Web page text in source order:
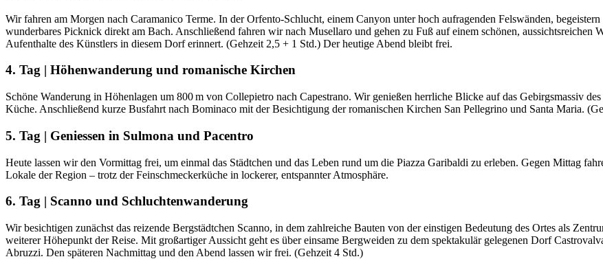
Wir fahren am Morgen nach Caramanico Terme. In der Orfento-Schlucht, einem Canyon unter hoch aufragenden Felswänden,
wunderbares Picknick direkt am Bach. Anschließend fahren wir nach Musellaro und gehen zu Fuß auf einem schönen, aussichtsreichen
Aufenthalte des Künstlers in diesem Dorf erinnert. (Gehzeit 2,5 + 1 Std.) Der heutige Abend bleibt frei.
4. Tag | Höhenwanderung und romanische Kirchen
Schöne Wanderung in Höhenlagen um 800 m von Colle­pietro nach Capestrano. Wir genießen herrliche Blicke auf das Gebirgsmassiv
Küche. Anschließend kurze Busfahrt nach Bominaco mit der Besichtigung der romanischen Kirchen San Pellegrino und Santa Maria.
5. Tag | Geniessen in Sulmona und Pacentro
Heute lassen wir den Vormittag frei, um einmal das Städtchen und das Leben rund um die Piazza Garibaldi zu erleben. Gegen Mittag
Lokale der Region – trotz der Feinschmeckerküche in lockerer, entspannter Atmosphäre.
6. Tag | Scanno und Schluchtenwanderung
Wir besichtigen zunächst das reizende Bergstädtchen Scanno, in dem zahlreiche Bauten von der einstigen Bedeutung des Ortes als
weiterer Höhepunkt der Reise. Mit großartiger Aussicht geht es über einsame Bergweiden zu dem spektakulär gelegenen Dorf
Abruzzi. Den späteren Nachmittag und den Abend lassen wir frei. (Gehzeit 4 Std.)